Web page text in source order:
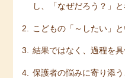
し、「なぜだろう？」
こどもの「～したい」
結果ではなく、過程を
保護者の悩みに寄り添